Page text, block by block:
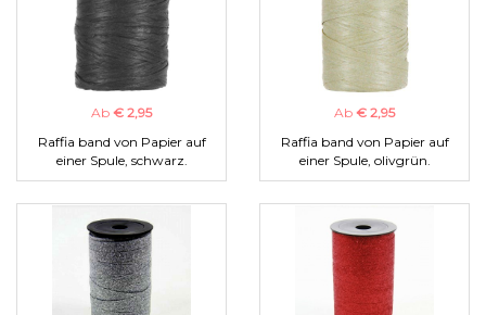
Ab € 2,95
Raffia band von Papier auf
einer Spule, schwarz.
Ab € 2,95
Raffia band von Papier auf
einer Spule, olivgrün.